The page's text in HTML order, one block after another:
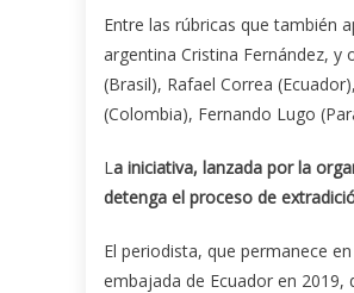
Entre las rúbricas que también
argentina Cristina Fernández, y
(Brasil), Rafael Correa
(Colombia), Fernando Lugo
La iniciativa, lanzada por la
detenga el proceso de
El periodista, que permanece
embajada de Ecuador en